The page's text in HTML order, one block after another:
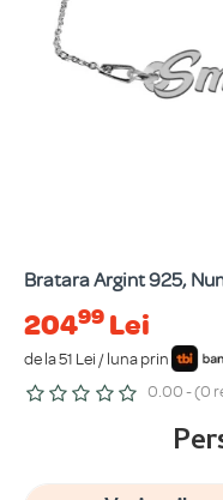
Bratara Argint 925,
20499 Lei
de la 51 Lei / luna prin
0.00 - (0